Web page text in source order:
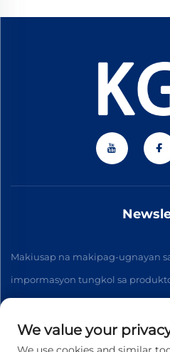
Makiusap na makipag-ugnayan
impormasyon tungkol sa
We value your